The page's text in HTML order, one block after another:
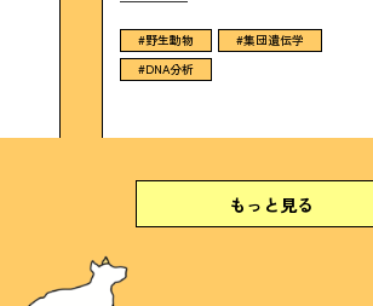
#新しい抗がん剤 #マウス実験
もっと見る